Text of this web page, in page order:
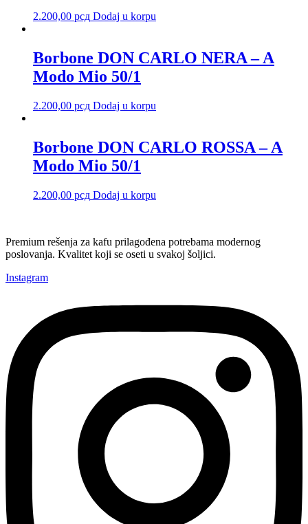
2.200,00 рсд Dodaj u korpu
Borbone DON CARLO NERA – A
Modo Mio 50/1
2.200,00 рсд Dodaj u korpu
Borbone DON CARLO ROSSA – A
Modo Mio 50/1
2.200,00 рсд Dodaj u korpu
Premium rešenja za kafu prilagođena potrebama modernog
poslovanja. Kvalitet koji se oseti u svakoj šoljici.
Instagram